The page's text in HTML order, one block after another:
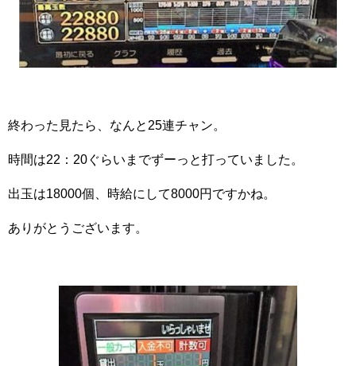
終わった見たら、なんと25連チャン。
時間は22：20ぐらいまでずーっと打っていました。
出玉は18000個、時給にして8000円ですかね。
ありがとうございます。